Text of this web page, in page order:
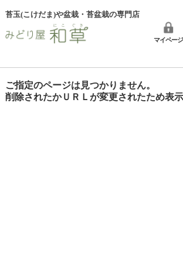
苔玉(こけだま)や盆栽・苔盆栽の専門店
マイページ
ご指定のページは見つかりません。
削除されたかＵＲＬが変更されたため表示